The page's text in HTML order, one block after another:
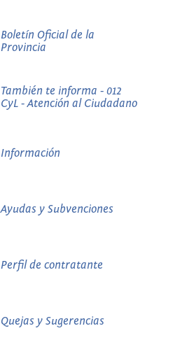
Boletín Oficial de la
Provincia
También te informa - 012
CyL - Atención al Ciudadano
Información
Ayudas y Subvenciones
Perfil de contratante
Quejas y Sugerencias